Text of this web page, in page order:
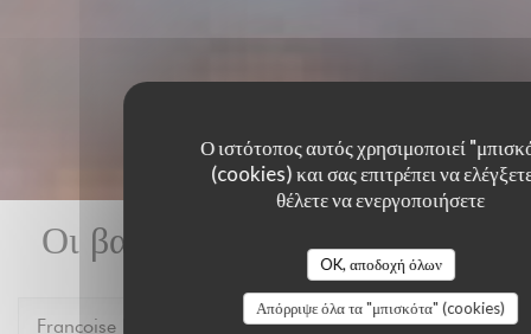
Ο ιστότοπος αυτός χρησιμοποιεί
(cookies) και σας επιτρέπει να
θέλετε να ενεργοποιήσετε
OK, αποδοχή όλων
Απόρριψε όλα τα "μπισκότα" (cookies)
Οι βαθμολογίες πελατών μας
Francoise